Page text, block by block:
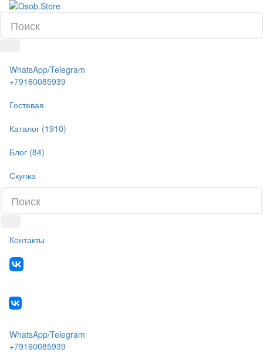
WhatsApp/Telegram
+79160085939
Гостевая
Каталог (1910)
Блог (84)
Скупка
Контакты
WhatsApp/Telegram
+79160085939